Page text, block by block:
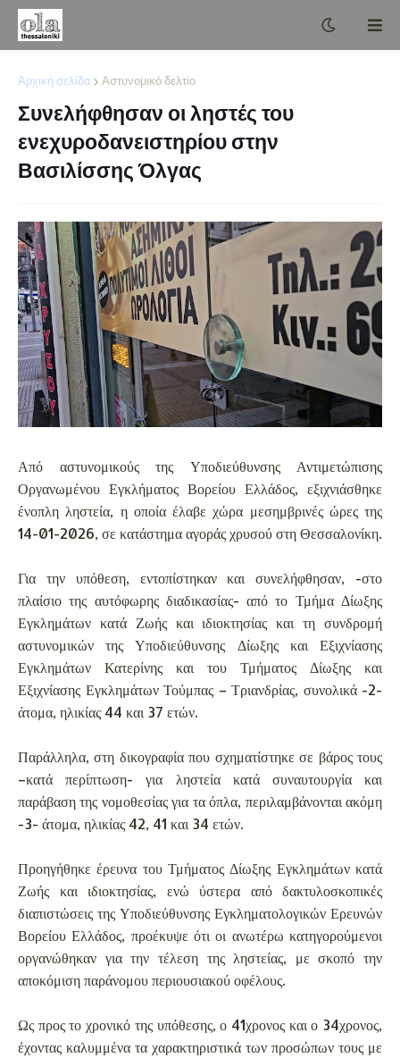
Αρχική σελίδα Αστυνομικό δελτίο
Συνελήφθησαν οι ληστές του
ενεχυροδανειστηρίου στην
Βασιλίσσης Όλγας
Από αστυνομικούς της Υποδιεύθυνσης Αντιμετώπισης
Οργανωμένου Εγκλήματος Βορείου Ελλάδος, εξιχνιάσθηκε
ένοπλη ληστεία, η οποία έλαβε χώρα μεσημβρινές ώρες της
14-01-2026, σε κατάστημα αγοράς χρυσού στη Θεσσαλονίκη.
Για την υπόθεση, εντοπίστηκαν και συνελήφθησαν, -στο
πλαίσιο της αυτόφωρης διαδικασίας- από το Τμήμα Δίωξης
Εγκλημάτων κατά Ζωής και ιδιοκτησίας και τη συνδρομή
αστυνομικών της Υποδιεύθυνσης Δίωξης και Εξιχνίασης
Εγκλημάτων Κατερίνης και του Τμήματος Δίωξης και
Εξιχνίασης Εγκλημάτων Τούμπας – Τριανδρίας, συνολικά -2-
άτομα, ηλικίας 44 και 37 ετών.
Παράλληλα, στη δικογραφία που σχηματίστηκε σε βάρος τους
–κατά περίπτωση- για ληστεία κατά συναυτουργία και
παράβαση της νομοθεσίας για τα όπλα, περιλαμβάνονται ακόμη
-3- άτομα, ηλικίας 42, 41 και 34 ετών.
Προηγήθηκε έρευνα του Τμήματος Δίωξης Εγκλημάτων κατά
Ζωής και ιδιοκτησίας, ενώ ύστερα από δακτυλοσκοπικές
διαπιστώσεις της Υποδιεύθυνσης Εγκληματολογικών Ερευνών
Βορείου Ελλάδος, προέκυψε ότι οι ανωτέρω κατηγορούμενοι
οργανώθηκαν για την τέλεση της ληστείας, με σκοπό την
αποκόμιση παράνομου περιουσιακού οφέλους.
Ως προς το χρονικό της υπόθεσης, ο 41χρονος και ο 34χρονος,
έχοντας καλυμμένα τα χαρακτηριστικά των προσώπων τους με